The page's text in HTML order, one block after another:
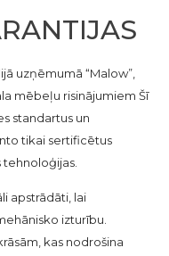
uzņēmumā “Malow”,
mēbeļu risinājumiem Šī
standartus un
tikai sertificētus
tehnoloģijas.
apstrādāti, lai
izturību.
kas nodrošina